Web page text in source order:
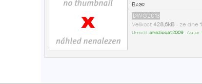
Bagr
DWG2013
Velikost 428,6kB• ze dne
Umístil:aneziocat2009• Autor: